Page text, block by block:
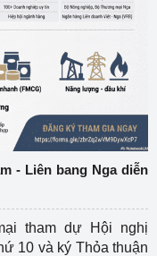
- Liên bang Nga diễn
tham dự Hội nghị
10 và ký Thỏa thuận